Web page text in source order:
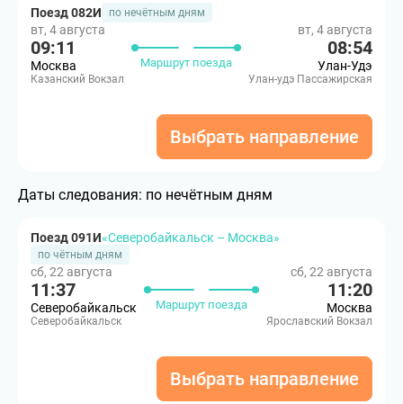
Поезд 082И по нечётным дням
вт, 4 августа
09:11
Москва
Казанский Вокзал
Маршрут поезда
вт, 4 августа
08:54
Улан-Удэ
Улан-удэ Пассажирская
Выбрать направление
Даты следования: по нечётным дням
Поезд 091И«Северобайкальск – Москва»
по чётным дням
сб, 22 августа
11:37
Северобайкальск
Северобайкальск
Маршрут поезда
сб, 22 августа
11:20
Москва
Ярославский Вокзал
Выбрать направление